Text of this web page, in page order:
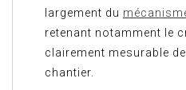
largement du
retenant notamment le
clairement mesurable
chantier.